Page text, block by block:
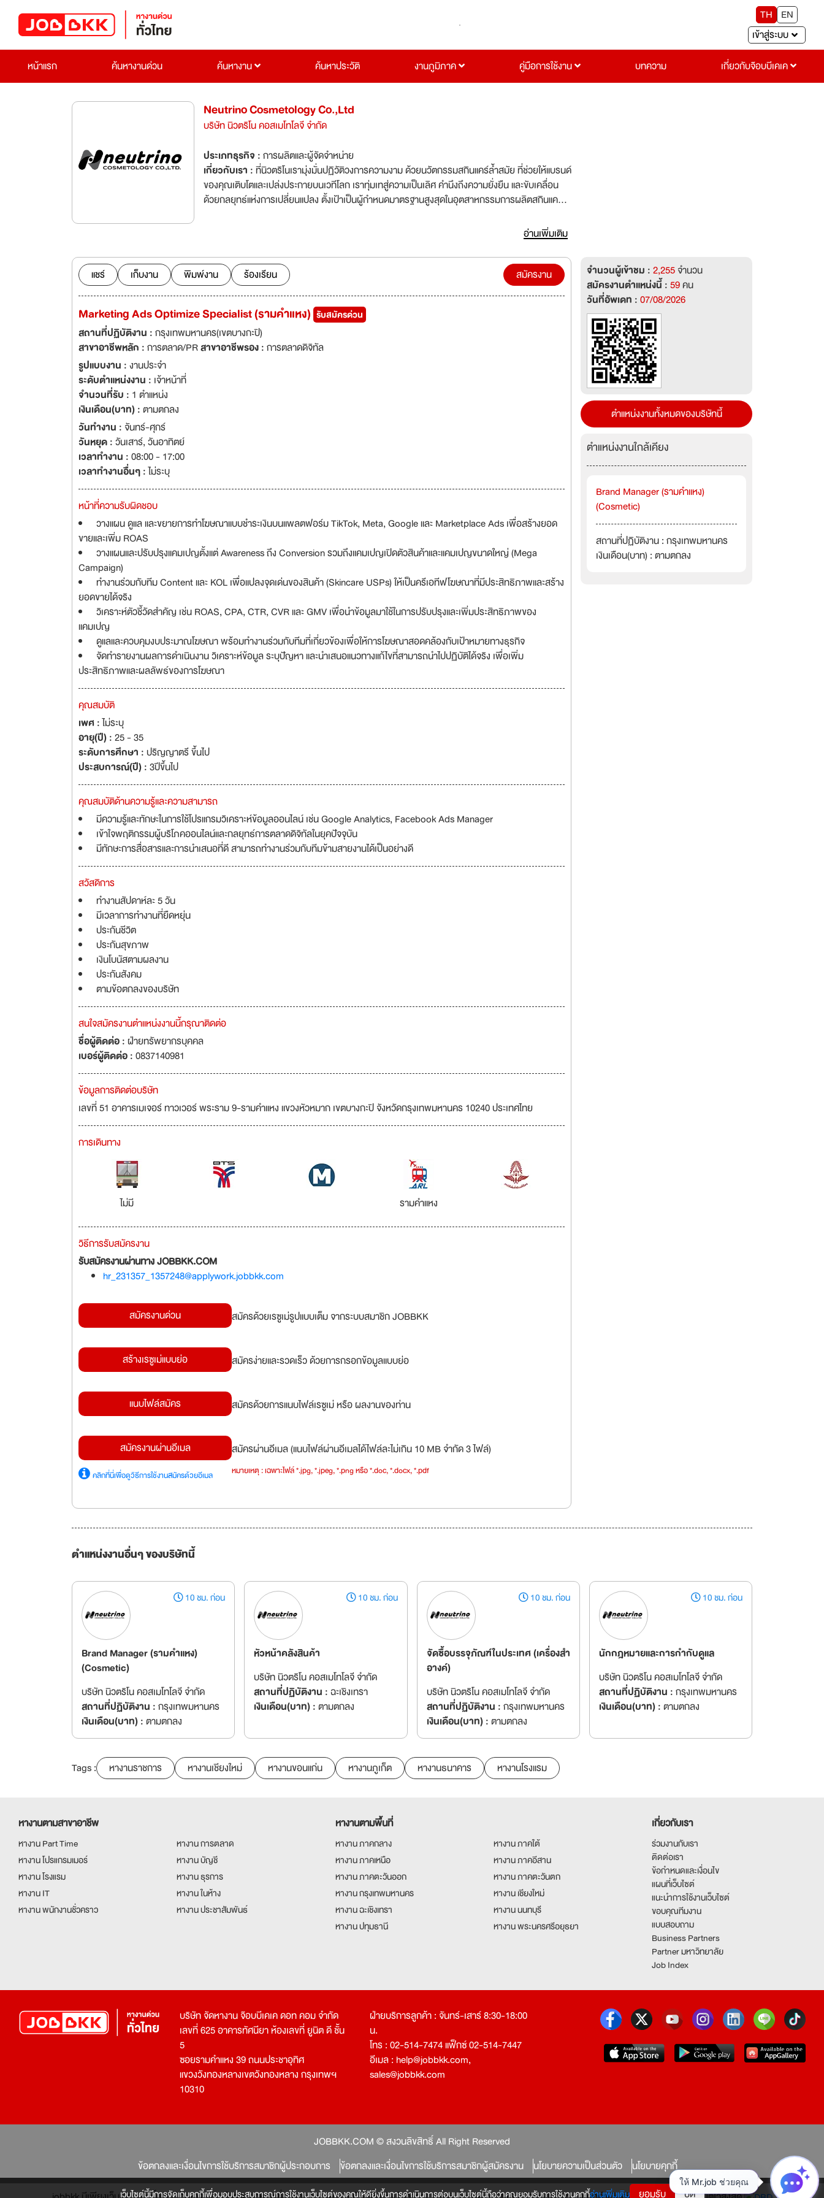
TH
EN
เข้าสู่ระบบ
หน้าแรก
ค้นหางานด่วน ค้นหางาน ค้นหาประวัติ งานภูมิภาค คู่มือการใช้งาน บทความ เกี่ยวกับจ๊อบบีเคเค
เว็บไซต์นี้มีการจัดเก็บคุกกี้เพื่อมอบประสบการณ์การใช้งานเว็บไซต์ของคุณให้ดียิ่งขึ้นการดำเนินการต่อบนเว็บไซต์นี้ถือว่าคุณยอมรับการใช้งานคุกกี้อ่านเพิ่มเติม ยอมรับ ปิด
Neutrino Cosmetology Co.,Ltd
บริษัท นิวตริโน คอสเมโทโลจี จำกัด
ประเภทธุรกิจ :การผลิตและผู้จัดจำหน่าย
เกี่ยวกับเรา :ที่นิวตริโนเรามุ่งมั่นปฏิวัติวงการความงาม ด้วยนวัตกรรมสกินแคร์ล้ำสมัย ที่ช่วยให้แบรนด์
ของคุณเติบโตและเปล่งประกายบนเวทีโลก เราทุ่มเทสู่ความเป็นเลิศ คำนึงถึงความยั่งยืน และขับเคลื่อน
ด้วยกลยุทธ์แห่งการเปลี่ยนแปลง ตั้งเป้าเป็นผู้กำหนดมาตรฐานสูงสุดในอุตสาหกรรมการผลิตสกินแคร์
อ่านเพิ่มเติม
แชร์ เก็บงาน พิมพ์งาน ร้องเรียน สมัครงาน
Marketing Ads Optimize Specialist (รามคำแหง) รับสมัครด่วน
สถานที่ปฏิบัติงาน :กรุงเทพมหานคร(เขตบางกะปิ)
สาขาอาชีพหลัก :การตลาด/PRสาขาอาชีพรอง :การตลาดดิจิทัล
รูปแบบงาน :งานประจำ
ระดับตำแหน่งงาน : เจ้าหน้าที่
จำนวนที่รับ : 1 ตำแหน่ง
เงินเดือน(บาท) :ตามตกลง
วันทำงาน : จันทร์-ศุกร์
วันหยุด :วันเสาร์,วันอาทิตย์
เวลาทำงาน :08:00 - 17:00
เวลาทำงานอื่นๆ :ไม่ระบุ
หน้าที่ความรับผิดชอบ
วางแผน ดูแล และขยายการทำโฆษณาแบบชำระเงินบนแพลตฟอร์ม TikTok, Meta, Google และ Marketplace Ads เพื่อสร้างยอด
ขายและเพิ่ม ROAS
วางแผนและปรับปรุงแคมเปญตั้งแต่ Awareness ถึง Conversion รวมถึงแคมเปญเปิดตัวสินค้าและแคมเปญขนาดใหญ่ (Mega
Campaign)
ทำงานร่วมกับทีม Content และ KOL เพื่อแปลงจุดเด่นของสินค้า (Skincare USPs) ให้เป็นครีเอทีฟโฆษณาที่มีประสิทธิภาพและสร้าง
ยอดขายได้จริง
วิเคราะห์ตัวชี้วัดสำคัญ เช่น ROAS, CPA, CTR, CVR และ GMV เพื่อนำข้อมูลมาใช้ในการปรับปรุงและเพิ่มประสิทธิภาพของ
แคมเปญ
ดูแลและควบคุมงบประมาณโฆษณา พร้อมทำงานร่วมกับทีมที่เกี่ยวข้องเพื่อให้การโฆษณาสอดคล้องกับเป้าหมายทางธุรกิจ
จัดทำรายงานผลการดำเนินงาน วิเคราะห์ข้อมูล ระบุปัญหา และนำเสนอแนวทางแก้ไขที่สามารถนำไปปฏิบัติได้จริง เพื่อเพิ่ม
ประสิทธิภาพและผลลัพธ์ของการโฆษณา
คุณสมบัติ
เพศ :ไม่ระบุ
อายุ(ปี) :25 - 35
ระดับการศึกษา :ปริญญาตรี ขึ้นไป
ประสบการณ์(ปี) :3ปีขึ้นไป
คุณสมบัติด้านความรู้และความสามารถ
มีความรู้และทักษะในการใช้โปรแกรมวิเคราะห์ข้อมูลออนไลน์ เช่น Google Analytics, Facebook Ads Manager
เข้าใจพฤติกรรมผู้บริโภคออนไลน์และกลยุทธ์การตลาดดิจิทัลในยุคปัจจุบัน
มีทักษะการสื่อสารและการนำเสนอที่ดี สามารถทำงานร่วมกับทีมข้ามสายงานได้เป็นอย่างดี
สวัสดิการ
ทำงานสัปดาห์ละ 5 วัน
มีเวลาการทำงานที่ยืดหยุ่น
ประกันชีวิต
ประกันสุขภาพ
เงินโบนัสตามผลงาน
ประกันสังคม
ตามข้อตกลงของบริษัท
สนใจสมัครงานตำแหน่งงานนี้กรุณาติดต่อ
ชื่อผู้ติดต่อ :ฝ่ายทรัพยากรบุคคล
เบอร์ผู้ติดต่อ :0837140981
ข้อมูลการติดต่อบริษัท
เลขที่ 51 อาคารเมเจอร์ ทาวเวอร์ พระราม 9-รามคำแหง แขวงหัวหมาก เขตบางกะปิ จังหวัดกรุงเทพมหานคร 10240 ประเทศไทย
การเดินทาง
ไม่มี รามคำแหง
วิธีการรับสมัครงาน
รับสมัครงานผ่านทาง JOBBKK.COM
hr_231357_1357248@applywork.jobbkk.com
สมัครงานด่วน สมัครด้วยเรซูเม่รูปแบบเต็ม จากระบบสมาชิก JOBBKK
สร้างเรซูเม่แบบย่อ สมัครง่ายและรวดเร็ว ด้วยการกรอกข้อมูลแบบย่อ
แนบไฟล์สมัคร สมัครด้วยการแนบไฟล์เรซูเม่ หรือ ผลงานของท่าน
สมัครงานผ่านอีเมล
คลิกที่นี่เพื่อดูวิธีการใช้งานสมัครด้วยอีเมล
สมัครผ่านอีเมล (แนบไฟล์ผ่านอีเมลได้ไฟล์ละไม่เกิน 10 MB จำกัด 3 ไฟล์)
หมายเหตุ : เฉพาะไฟล์ *.jpg, *.jpeg, *.png หรือ *.doc, *.docx, *.pdf
จำนวนผู้เข้าชม :2,255จำนวน
สมัครงานตำแหน่งนี้ :59คน
วันที่อัพเดท :07/08/2026
ตำแหน่งงานทั้งหมดของบริษัทนี้
ตำแหน่งงานใกล้เคียง
Brand Manager (รามคำแหง)
(Cosmetic)
สถานที่ปฏิบัติงาน : กรุงเทพมหานคร
เงินเดือน(บาท) : ตามตกลง
ตำแหน่งงานอื่นๆ ของบริษัทนี้
10 ชม. ก่อน
Brand Manager (รามคำแหง)
(Cosmetic)
บริษัท นิวตริโน คอสเมโทโลจี จำกัด
สถานที่ปฏิบัติงาน :กรุงเทพมหานคร
เงินเดือน(บาท) :ตามตกลง
10 ชม. ก่อน
หัวหน้าคลังสินค้า
บริษัท นิวตริโน คอสเมโทโลจี จำกัด
สถานที่ปฏิบัติงาน :ฉะเชิงเทรา
เงินเดือน(บาท) :ตามตกลง
10 ชม. ก่อน
จัดซื้อบรรจุภัณฑ์ในประเทศ (เครื่องสำ
อางค์)
บริษัท นิวตริโน คอสเมโทโลจี จำกัด
สถานที่ปฏิบัติงาน :กรุงเทพมหานคร
เงินเดือน(บาท) :ตามตกลง
10 ชม. ก่อน
นักกฎหมายและการกำกับดูแล
บริษัท นิวตริโน คอสเมโทโลจี จำกัด
สถานที่ปฏิบัติงาน :กรุงเทพมหานคร
เงินเดือน(บาท) :ตามตกลง
Tags : หางานราชการ หางานเชียงใหม่ หางานขอนแก่น หางานภูเก็ต หางานธนาคาร หางานโรงแรม
หางานตามสาขาอาชีพ
หางาน Part Time
หางาน การตลาด
หางาน โปรแกรมเมอร์
หางาน บัญชี
หางาน โรงแรม
หางาน ธุรการ
หางาน IT
หางาน ในห้าง
หางาน พนักงานชั่วคราว
หางาน ประชาสัมพันธ์
หางานตามพื้นที่
หางาน ภาคกลาง
หางาน ภาคใต้
หางาน ภาคเหนือ
หางาน ภาคอีสาน
หางาน ภาคตะวันออก
หางาน ภาคตะวันตก
หางาน กรุงเทพมหานคร
หางาน เชียงใหม่
หางาน ฉะเชิงเทรา
หางาน นนทบุรี
หางาน ปทุมธานี
หางาน พระนครศรีอยุธยา
เกี่ยวกับเรา
ร่วมงานกับเรา
ติดต่อเรา
ข้อกำหนดและเงื่อนไข
แผนที่เว็บไซต์
แนะนำการใช้งานเว็บไซต์
ขอบคุณทีมงาน
แบบสอบถาม
Business Partners
Partner มหาวิทยาลัย
Job Index
บริษัท จัดหางาน จ๊อบบีเคเค ดอท คอม จำกัด
เลขที่ 625 อาคารทัศนียา ห้องเลขที่ ยูนิต ดี ชั้น
5
ซอยรามคำแหง 39 ถนนประชาอุทิศ
แขวงวังทองหลางเขตวังทองหลาง กรุงเทพฯ
10310
ฝ่ายบริการลูกค้า : จันทร์-เสาร์ 8:30-18:00
น.
โทร : 02-514-7474 แฟ็กซ์ 02-514-7447
อีเมล : help@jobbkk.com,
sales@jobbkk.com
JOBBKK.COM © สงวนลิขสิทธิ์ All Right Reserved
ข้อตกลงและเงื่อนไขการใช้บริการสมาชิกผู้ประกอบการ
ข้อตกลงและเงื่อนไขการใช้บริการสมาชิกผู้สมัครงาน นโยบายความเป็นส่วนตัว
นโยบายคุกกี้